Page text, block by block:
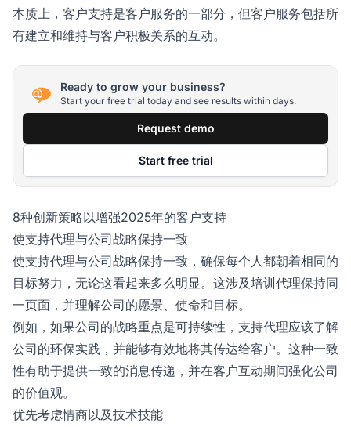
本质上，客户支持是客户服务的一部分，但客户服务包括所
有建立和维持与客户积极关系的互动。
Ready to grow your business?
Start your free trial today and see results within days.
Request demo
Start free trial
8种创新策略以增强2025年的客户支持
使支持代理与公司战略保持一致
使支持代理与公司战略保持一致，确保每个人都朝着相同的
目标努力，无论这看起来多么明显。这涉及培训代理保持同
一页面，并理解公司的愿景、使命和目标。
例如，如果公司的战略重点是可持续性，支持代理应该了解
公司的环保实践，并能够有效地将其传达给客户。这种一致
性有助于提供一致的消息传递，并在客户互动期间强化公司
的价值观。
优先考虑情商以及技术技能